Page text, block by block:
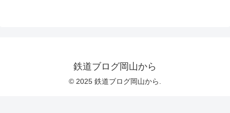
鉄道ブログ岡山から
© 2025 鉄道ブログ岡山から.